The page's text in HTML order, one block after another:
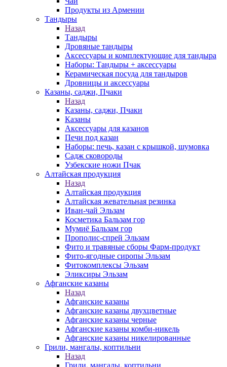
Продукты из Армении
Тандыры
Назад
Тандыры
Дровяные тандыры
Аксессуары и комплектующие для тандыра
Наборы: Тандыры + аксессуары
Керамическая посуда для тандыров
Дровницы и аксессуары
Казаны, саджи, Пчаки
Назад
Казаны, саджи, Пчаки
Казаны
Аксессуары для казанов
Печи под казан
Наборы: печь, казан с крышкой, шумовка
Садж сковороды
Узбекские ножи Пчак
Алтайская продукция
Назад
Алтайская продукция
Алтайская жевательная резинка
Иван-чай Эльзам
Косметика Бальзам гор
Мумиё Бальзам гор
Прополис-спрей Эльзам
Фито и травяные сборы Фарм-продукт
Фито-ягодные сиропы Эльзам
Фитокомплексы Эльзам
Эликсиры Эльзам
Афганские казаны
Назад
Афганские казаны
Афганские казаны двухцветные
Афганские казаны черные
Афганские казаны комби-никель
Афганские казаны никелированные
Грили, мангалы, коптильни
Назад
Грили, мангалы, коптильни